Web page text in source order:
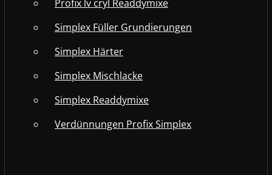
Profix lv cryl Readdymixe
Simplex Füller Grundierungen
Simplex Härter
Simplex Mischlacke
Simplex Readdymixe
Verdünnungen Profix Simplex